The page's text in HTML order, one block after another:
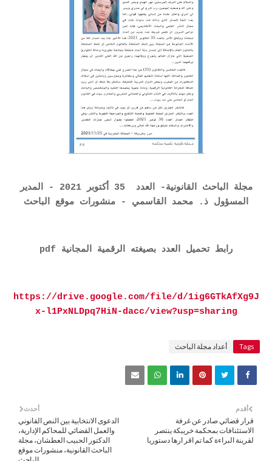
مجلة الباحث القانونية- العدد 35 أكتوبر 2021 - المدير
المسؤول ذ. محمد القاسمي - منشورات موقع الباحث
رابط تحميل العدد بصيغته الرقمية المجانية pdf
https://drive.google.com/file/d/1ig6GTkAfXg9J
x-l1PxNLDpq7HiN-dacc/view?usp=sharing
Tags أعداد مجلة الباحث
أحدث
الدعوى الانتخابية بين النص القانوني
والعمل القضائي للمحاكم الإدارية،
الدكتور الحبيب العطشان، مجلة
الباحث القانونية، منشورات موقع
أقدم
قرار قضائي صادر عن غرفة
الاستئنافات بمحكمة خريبكة ينتصر
لقرينة البراءة كما تم اقر ارها دستوريا